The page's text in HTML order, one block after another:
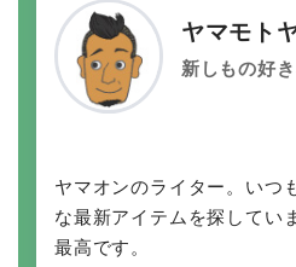
ヤマモト
新しもの好
ヤマオンのライター。いつ
な最新アイテムを探してい
最高です。